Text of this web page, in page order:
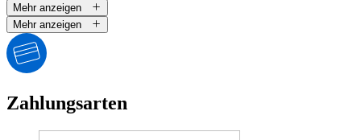
Mehr anzeigen
Mehr anzeigen
Zahlungsarten